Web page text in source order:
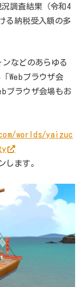
調査結果（令和4
る納税受入額の多
などのあらゆる
Webブラウザ会
ブラウザ会場もお
worlds/yaizuc
します。